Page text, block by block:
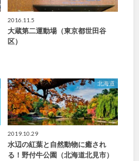
2016.11.5
大蔵第二運動場（東京都世田谷
区）
北海道
2019.10.29
水辺の紅葉と自然動物に癒され
る！野付牛公園（北海道北見市）